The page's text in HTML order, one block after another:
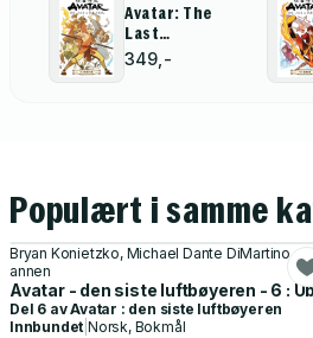
Avatar: The
Last
Airbender--The
Promise
349,-
Populært i samme
Bryan Konietzko, Michael Dante DiMartino og
annen
Avatar - den siste luftbøyeren - 6 :
Del 6 avAvatar : den siste luftbøyeren
Innbundet |Norsk, Bokmål